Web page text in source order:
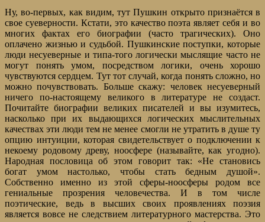
Ну, во-первых, как видим, тут Пушкин открыто признаётся в
свое суеверности. Кстати, это качество поэта являет себя и во
многих фактах его биографии (часто трагических). Оно
оплачено жизнью и судьбой. Пушкинские поступки, которые
люди несуеверные и типа-того логически мыслящие часто не
могут понять умом, посредством логики, очень хорошо
чувствуются сердцем. Тут тот случай, когда понять сложно, но
можно почувствовать. Больше скажу: человек несуеверный
ничего по-настоящему великого в литературе не создаст.
Почитайте биографии великих писателей и вы изумитесь,
насколько при их выдающихся логических мыслительных
качествах эти люди тем не менее смогли не утратить в душе ту
опцию интуиции, которая свидетельствует о подключении к
некоему родовому древу, ноосфере (называйте, как угодно).
Народная пословица об этом говорит так: «Не становись
богат умом настолько, чтобы стать бедным душой».
Собственно именно из этой сферы-ноосферы родом все
гениальные прозрения человечества. И в том числе
поэтические, ведь в высших своих проявлениях поэзия
является вовсе не следствием литературного мастерства. Это